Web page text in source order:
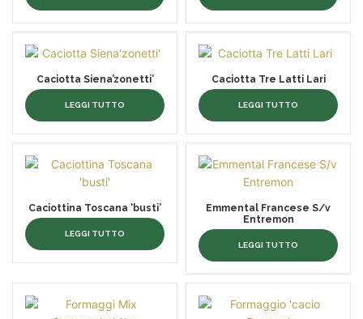
Caciotta Siena’zonetti’
LEGGI TUTTO
Caciotta Tre Latti Lari
LEGGI TUTTO
Caciottina Toscana ‘busti’
LEGGI TUTTO
Emmental Francese S/v
Entremon
LEGGI TUTTO